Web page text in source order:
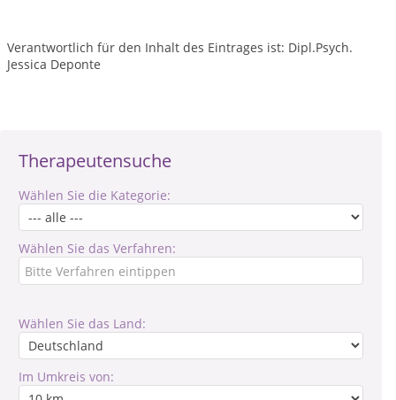
Therapeutensuche
Wählen Sie die Kategorie:
Wählen Sie das Verfahren:
Wählen Sie das Land:
Im Umkreis von:
Verantwortlich für den Inhalt des Eintrages ist: Dipl.Psych.
Jessica Deponte